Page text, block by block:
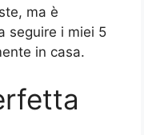
ma è
seguire i miei 5
in casa.